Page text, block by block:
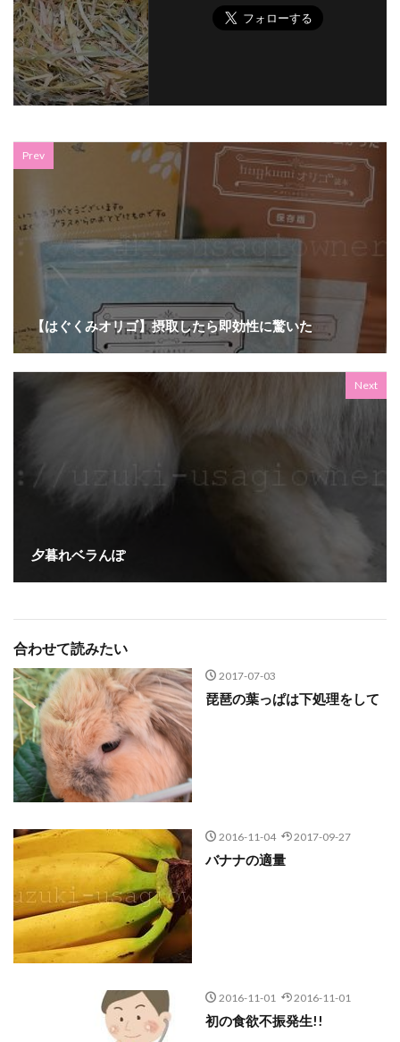
Prev
【はぐくみオリゴ】摂取したら即効性に驚いた
Next
夕暮れベラんぽ
合わせて読みたい
2017-07-03
琵琶の葉っぱは下処理をして
2016-11-04 2017-09-27
バナナの適量
2016-11-01 2016-11-01
初の食欲不振発生!!